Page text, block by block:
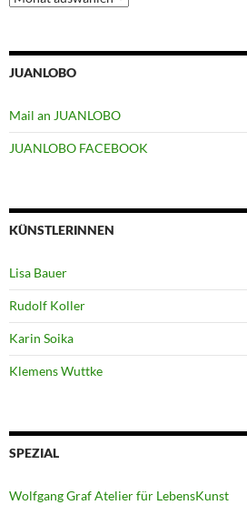
JUANLOBO
Mail an JUANLOBO
JUANLOBO FACEBOOK
KÜNSTLERINNEN
Lisa Bauer
Rudolf Koller
Karin Soika
Klemens Wuttke
SPEZIAL
Wolfgang Graf Atelier für LebensKunst